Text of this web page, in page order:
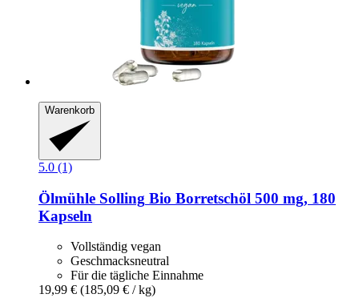
Warenkorb
5.0 (1)
Ölmühle Solling Bio Borretschöl 500 mg, 180
Kapseln
Vollständig vegan
Geschmacksneutral
Für die tägliche Einnahme
19,99 € (185,09 € / kg)